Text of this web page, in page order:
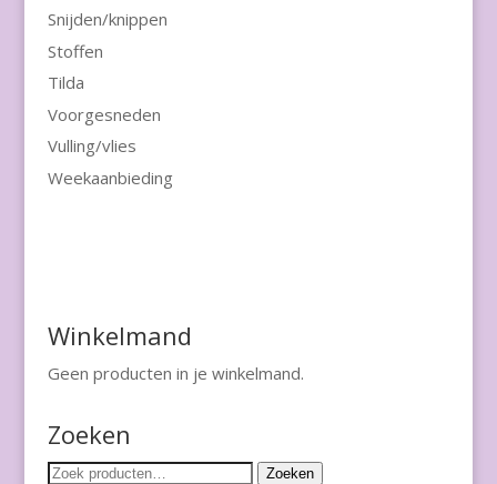
Snijden/knippen
Stoffen
Tilda
Voorgesneden
Vulling/vlies
Weekaanbieding
Winkelmand
Geen producten in je winkelmand.
Zoeken
Zoeken
Zoeken